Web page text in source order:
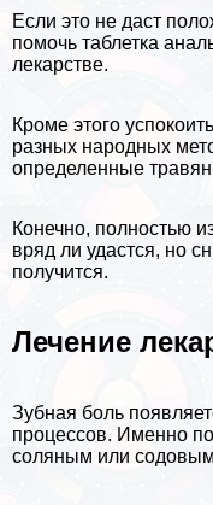
Если это не даст
помочь таблетка
лекарстве.
Кроме этого
разных народных
определенные
Конечно, полностью
вряд ли удастся, но
получится.
Лечение
Зубная боль
процессов. Именно
соляным или содовым